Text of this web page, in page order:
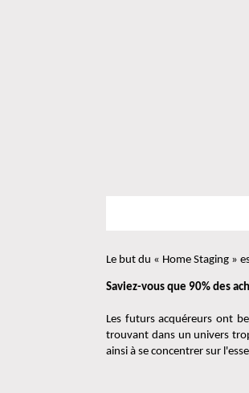
Le but du « Home Staging »
Saviez-vous que 90% des
Les futurs acquéreurs ont
trouvant dans un univers
ainsi à se concentrer sur